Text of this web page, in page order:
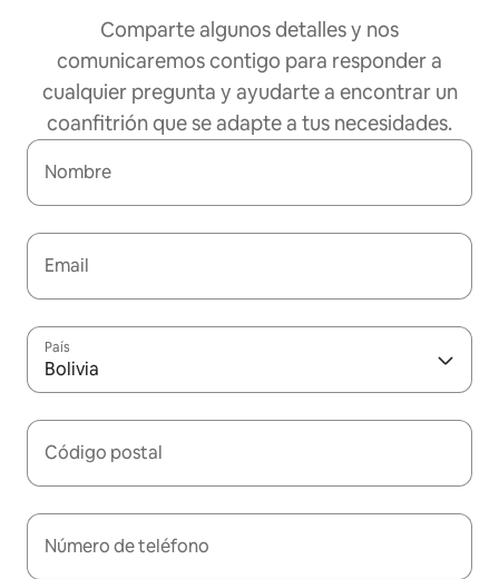
Comparte algunos detalles y nos
comunicaremos contigo para responder a
cualquier pregunta y ayudarte a encontrar un
coanfitrión que se adapte a tus necesidades.
Nombre
Email
País
Bolivia
Código postal
Número de teléfono